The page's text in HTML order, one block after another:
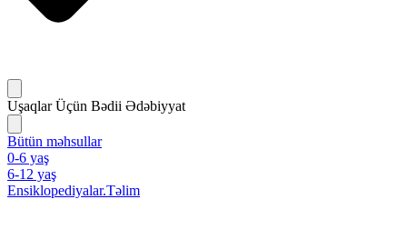
Uşaqlar Üçün Bədii Ədəbiyyat
Bütün məhsullar
0-6 yaş
6-12 yaş
Ensiklopediyalar.Təlim